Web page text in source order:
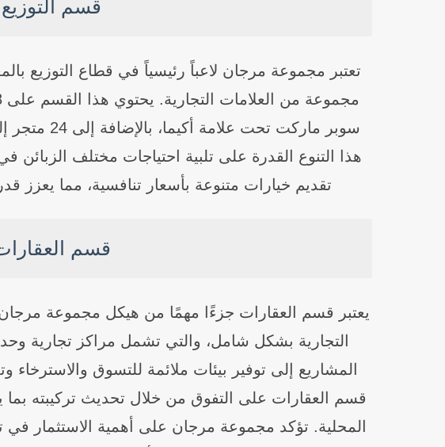
قسم التوزيع
تعتبر مجموعة مرجان لاعباً رئيسياً في قطاع التوزيع
سوبر ماركت
هذا التنوع القدرة على تلبية احتياجات مختلف
تقديم خيارات متنوعة بأسعار تنافسية، مما يعزز
قسم
يعتبر قسم العقارات جزءًا مهمًا من هيكل مجموعة
التجارية بشكل شامل، والتي تشمل مراكز تجارية
المشاريع إلى توفير بيئات ملائمة للتسوق والاسترخاء
قسم العقارات على التفوق من خلال تحديث تركيبته بما
المحلية. تؤكد مجموعة مرجان على أهمية الاستثمار